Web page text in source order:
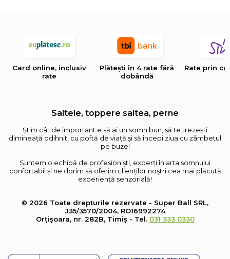
Card online, inclusiv
rate
Plătești în 4 rate fără
dobândă
Rate prin
Saltele, toppere saltea, perne
Știm cât de important e să ai un somn bun, să te trezești
dimineață odihnit, cu poftă de viață și să începi ziua cu zâmbetul
pe buze!
Suntem o echipă de profesioniști, experți în arta somnului
confortabil și ne dorim să oferim clienților noștri cea mai plăcută
experiență senzorială!
© 2026 Toate drepturile rezervate - Super Ball SRL,
J35/3570/2004, RO16992274
Orțișoara, nr. 282B, Timiș - Tel. 031 333 0330